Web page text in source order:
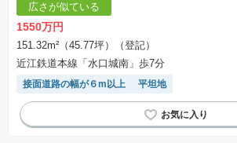
広さが似ている
1550万円
151.32m²（45.77坪）（登記）
近江鉄道本線「水口城南」歩7分
接面道路の幅が６m以上 平坦地